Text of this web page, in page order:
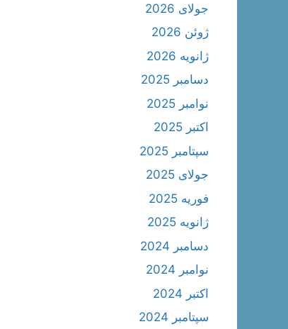
جولای 2026
ژوئن 2026
ژانویه 2026
دسامبر 2025
نوامبر 2025
اکتبر 2025
سپتامبر 2025
جولای 2025
فوریه 2025
ژانویه 2025
دسامبر 2024
نوامبر 2024
اکتبر 2024
سپتامبر 2024